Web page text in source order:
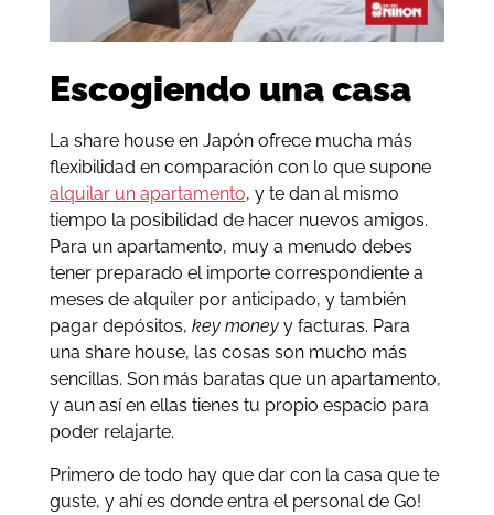
Escogiendo una casa
La share house en Japón ofrece mucha más
flexibilidad en comparación con lo que supone
alquilar un apartamento, y te dan al mismo
tiempo la posibilidad de hacer nuevos amigos.
Para un apartamento, muy a menudo debes
tener preparado el importe correspondiente a
meses de alquiler por anticipado, y también
pagar depósitos, key moneyy facturas. Para
una share house, las cosas son mucho más
sencillas. Son más baratas que un apartamento,
y aun así en ellas tienes tu propio espacio para
poder relajarte.
Primero de todo hay que dar con la casa que te
guste, y ahí es donde entra el personal de Go!